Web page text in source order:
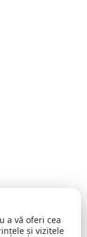
a vă oferi cea
și vizitele